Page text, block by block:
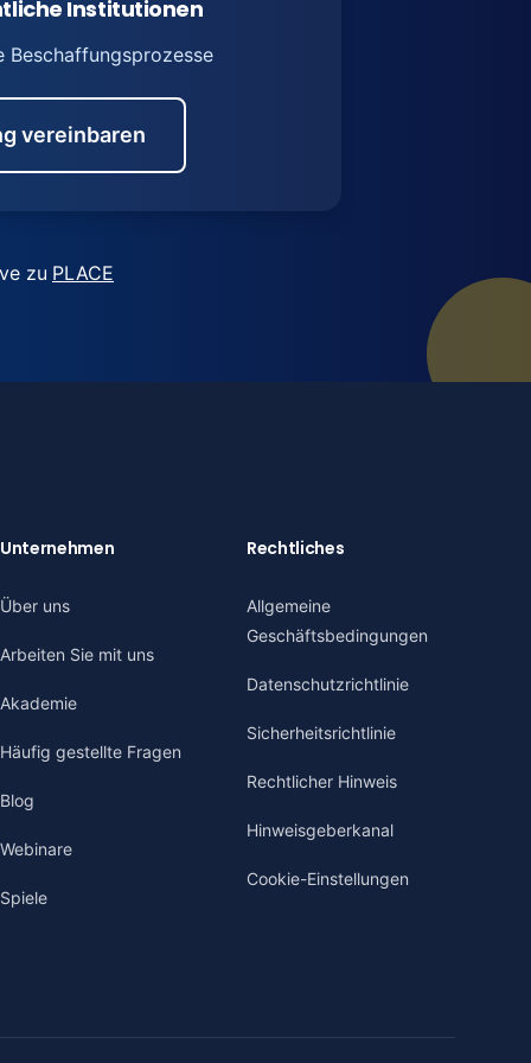
Institutionen
Beschaffungsprozesse
vereinbaren
zu PLACE
Unternehmen
Über uns
Arbeiten Sie mit uns
Akademie
Häufig gestellte Fragen
Blog
Webinare
Spiele
Rechtliches
Allgemeine
Geschäftsbedingungen
Datenschutzrichtlinie
Sicherheitsrichtlinie
Rechtlicher Hinweis
Hinweisgeberkanal
Cookie-Einstellungen